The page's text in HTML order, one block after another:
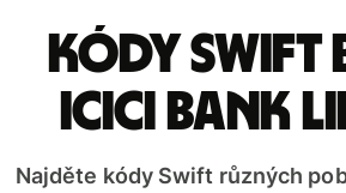
Kódy Swift
ICICI BANK
Najděte kódy Swift různých